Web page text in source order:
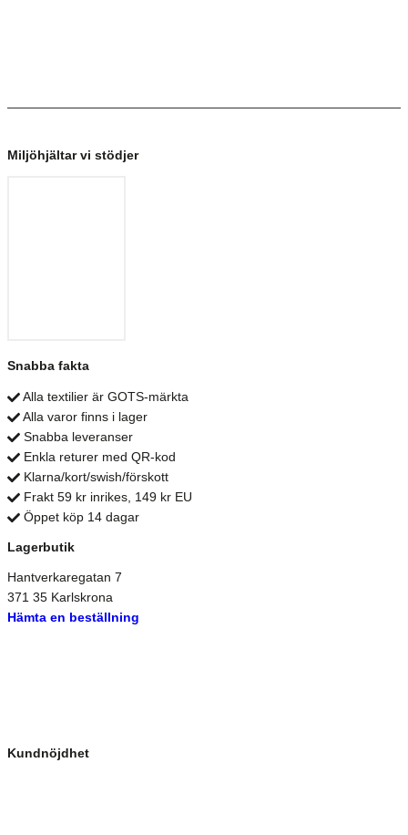
Miljöhjältar vi stödjer
Snabba fakta
Alla textilier är GOTS-märkta
Alla varor finns i lager
Snabba leveranser
Enkla returer med QR-kod
Klarna/kort/swish/förskott
Frakt 59 kr inrikes, 149 kr EU
Öppet köp 14 dagar
Lagerbutik
Hantverkaregatan 7
371 35 Karlskrona
Hämta en beställning
Kundnöjdhet